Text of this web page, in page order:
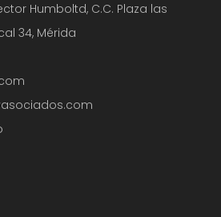
Humboltd, C.C. Plaza las
34, Mérida